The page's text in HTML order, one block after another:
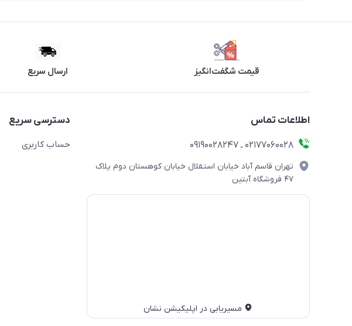
قیمت شگفت‌انگیز ارسال سریع
اطلاعات تماس
۰۲۱۷۷۰۶۰۰۲۸ ـ ۰۹۱۹۰۰۲۸۲۴۷
تهران قاسم آباد خیابان استقلال خیابان کوهستان دوم پلاک
۴۷ فروشگاه آبتین
مسیریابی در اپلیکیشن نشان
دسترسی سریع
حساب کاربری